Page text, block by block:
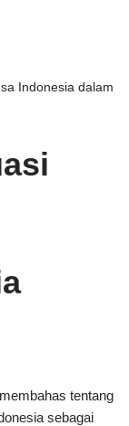
Indonesia dalam
tentang
sebagai